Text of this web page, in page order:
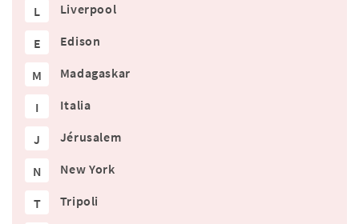
L Liverpool
E Edison
M Madagaskar
I Italia
J Jérusalem
N New York
T Tripoli